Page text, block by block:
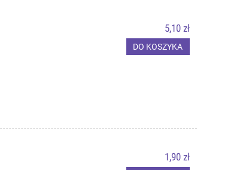
5,10 zł
DO KOSZYKA
1,90 zł